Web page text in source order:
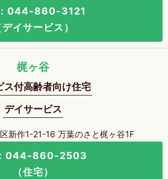
044-860-3121
デイサービス）
梶ヶ谷
ス付高齢者向け住宅
デイサービス
新作1-21-16 万葉のさと梶ヶ谷1F
044-860-2503
（住宅）